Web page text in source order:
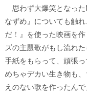
思わず大爆笑となった
なずめ』についても触
だ！』を使った映画を
ズの主題歌がもし流れ
手紙をもらって、頑張
めちゃデカい生き物も
えのない歌を作ったん